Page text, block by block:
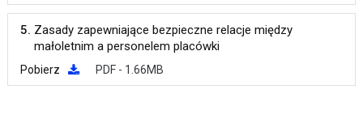
5. Zasady zapewniające bezpieczne relacje między
małoletnim a personelem placówki
Pobierz PDF - 1.66MB